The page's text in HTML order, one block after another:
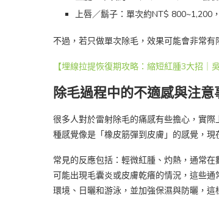
上唇／鬍子：單次約NT$ 800~1,200
不過，若只做單次除毛，效果可能會非常
【埋線拉提恢復期攻略：縮短紅腫3大招｜
除毛過程中的不適感與注意
很多人對於雷射除毛的痛感有些擔心，實
種感覺像是「橡皮筋彈到皮膚」的感覺，
常見的反應包括：輕微紅腫、灼熱，通常
可能出現毛囊炎或皮膚乾癢的情況，這些
環境、日曬和游泳，並加強保濕與防曬，這